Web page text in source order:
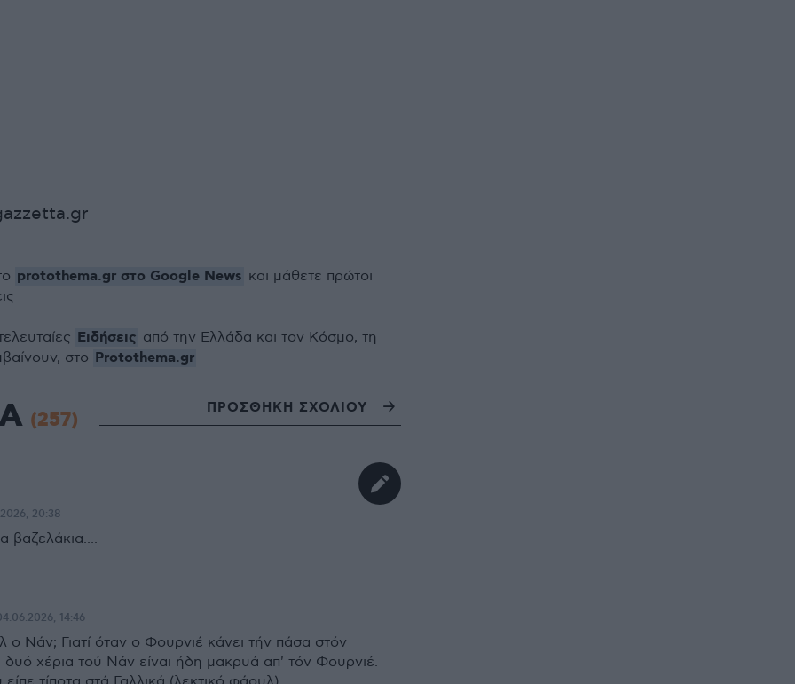
protothema.gr στο Google News και μάθετε πρώτοι
Ειδήσεις από την Ελλάδα και τον Κόσμο, τη
στο Protothema.gr
(257) ΠΡΟΣΘΗΚΗ ΣΧΟΛΙΟΥ
20:38
βαζελάκια....
14:46
ο Νάν; Γιατί όταν ο Φουρνιέ κάνει τήν πάσα στόν
δυό χέρια τού Νάν είναι ήδη μακρυά απ' τόν Φουρνιέ.